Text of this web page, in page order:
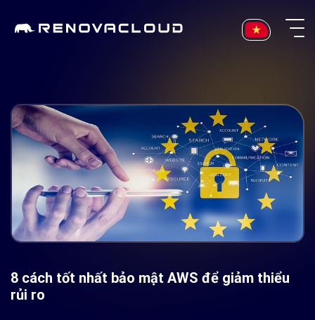
8 cách tốt nhất bảo mật AWS để giảm thiểu
rủi ro